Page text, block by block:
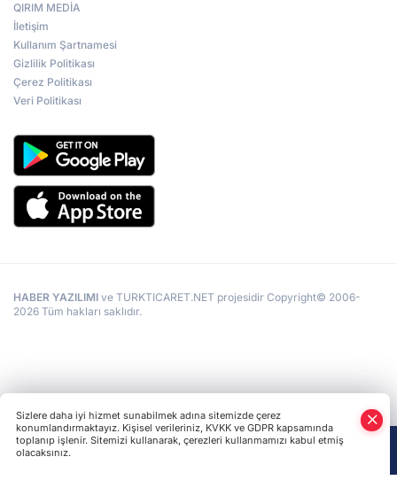
QIRIM MEDİA
İletişim
Kullanım Şartnamesi
Gizlilik Politikası
Çerez Politikası
Veri Politikası
HABER YAZILIMI ve TURKTICARET.NET projesidir Copyright© 2006-
2026 Tüm hakları saklıdır.
Sizlere daha iyi hizmet sunabilmek adına sitemizde çerez
konumlandırmaktayız. Kişisel verileriniz, KVKK ve GDPR kapsamında
toplanıp işlenir. Sitemizi kullanarak, çerezleri kullanmamızı kabul etmiş
olacaksınız.